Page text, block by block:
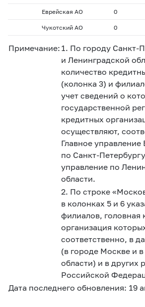
Еврейская АО 0
Чукотский АО 0
Примечание: 1. По городу Санкт-
и Ленинградской
количество
(колонка 3) и
учет сведений о
государственной
кредитных
осуществляют,
Главное
по Санкт-
управление по
области.
2. По строке
в колонках 5 и 6
филиалов, головная
организация
соответственно, в
(в городе Москве и
области) и в других
Российской
Дата последнего обновления: 19